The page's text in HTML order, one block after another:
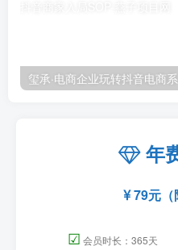
年
79元（
☑ 会员时长：365天